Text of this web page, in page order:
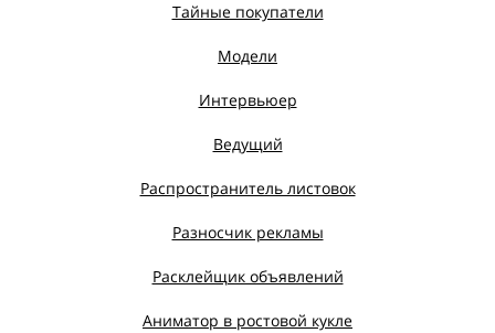
Тайные покупатели
Модели
Интервьюер
Ведущий
Распространитель листовок
Разносчик рекламы
Расклейщик объявлений
Аниматор в ростовой кукле